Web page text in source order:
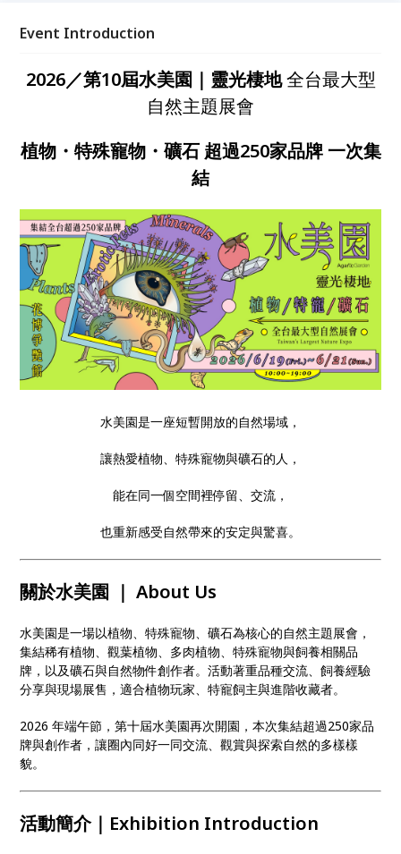
飲休閒，讓人在輕鬆流動的空間中，與自然重新建立連
Event Introduction
2026／第10屆水美園｜靈光棲地全台最大型
自然主題展會
植物・ 特殊寵物・ 礦石 超過250家品牌 一次集
結
水美園是一座短暫開放的自然場域，
讓熱愛植物、特殊寵物與礦石的人，
能在同一個空間裡停留、交流，
也重新感受自然帶來的安定與驚喜。
關於水美園 ｜ About Us
水美園是一場以植物、特殊寵物、礦石為核心的自然主題展會，
集結稀有植物、觀葉植物、多肉植物、特殊寵物與飼養相關品
牌，以及礦石與自然物件創作者。活動著重品種交流、飼養經驗
分享與現場展售，適合植物玩家、特寵飼主與進階收藏者。
2026 年端午節，第十屆水美園再次開園，本次集結超過250家品
牌與創作者，讓圈內同好一同交流、觀賞與探索自然的多樣樣
貌。
活動簡介｜Exhibition Introduction